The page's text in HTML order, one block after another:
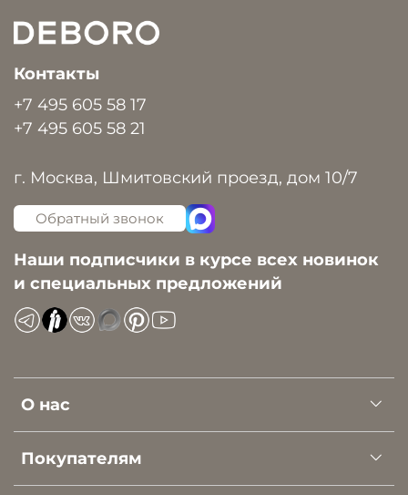
О нас
Покупателям
Контакты
+7 495 605 58 17
+7 495 605 58 21
г. Москва, Шмитовский проезд, дом 10/7
Обратный звонок
Наши подписчики в курсе всех новинок
и специальных предложений